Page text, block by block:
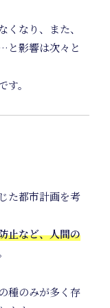
なり、また、
と影響は次々と
。
た都市計画を考
止など、人間の
種のみが多く存